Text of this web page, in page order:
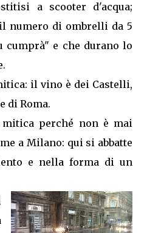
a scooter d'acqua;
numero di ombrelli da 5
cumprà" e che durano lo
il vino è dei Castelli,
di Roma.
perché non è mai
a Milano: qui si abbatte
e nella forma di un